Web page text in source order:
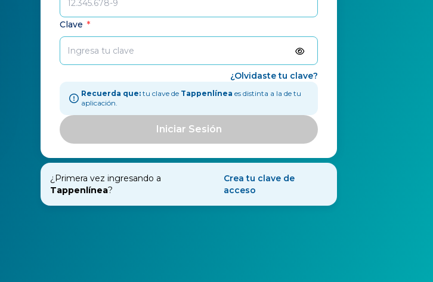
Clave *
¿Olvidaste tu clave?
Recuerda que: tu clave de Tappenlínea es distinta a la de tu
aplicación.
Iniciar Sesión
¿Primera vez ingresando a
Tappenlínea?
Crea tu clave de
acceso